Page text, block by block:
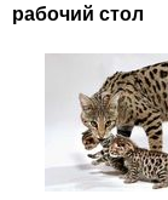
рабочий стол